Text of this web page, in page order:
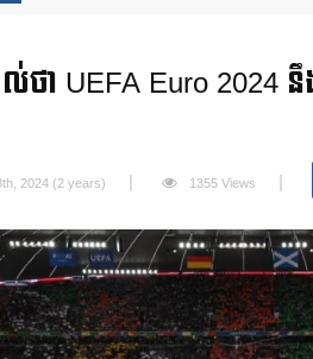
ថា UEFA Euro
2024 (2 years) 1355 Views